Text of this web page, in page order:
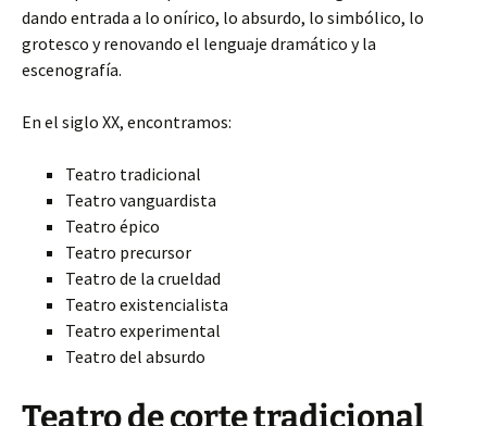
dando entrada a lo onírico, lo absurdo, lo simbólico, lo
grotesco y renovando el lenguaje dramático y la
escenografía.
En el siglo XX, encontramos:
Teatro tradicional
Teatro vanguardista
Teatro épico
Teatro precursor
Teatro de la crueldad
Teatro existencialista
Teatro experimental
Teatro del absurdo
Teatro de corte tradicional